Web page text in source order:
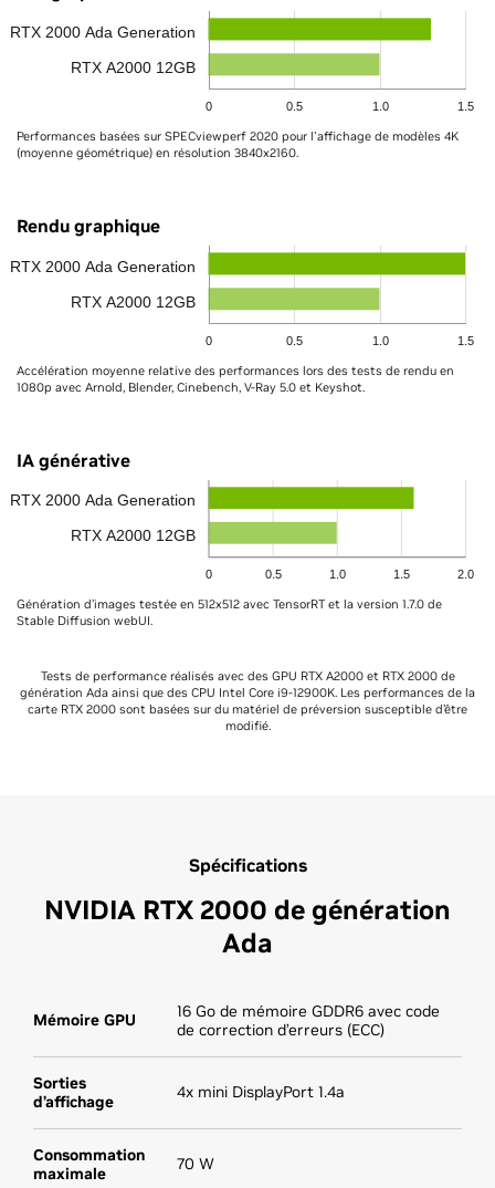
0 0.5 1.0 1.5
RTX 2000 Ada Generation
RTX A2000 12GB
Performances basées sur SPECviewperf 2020 pour l'affichage de modèles 4K
(moyenne géométrique) en résolution 3840x2160.
Rendu graphique
0 0.5 1.0 1.5
RTX 2000 Ada Generation
RTX A2000 12GB
Accélération moyenne relative des performances lors des tests de rendu en
1080p avec Arnold, Blender, Cinebench, V-Ray 5.0 et Keyshot.
IA générative
0 0.5 1.0 1.5 2.0
RTX 2000 Ada Generation
RTX A2000 12GB
Génération d’images testée en 512x512 avec TensorRT et la version 1.7.0 de
Stable Diffusion webUI.
Tests de performance réalisés avec des GPU RTX A2000 et RTX 2000 de
génération Ada ainsi que des CPU Intel Core i9-12900K. Les performances de la
carte RTX 2000 sont basées sur du matériel de préversion susceptible d’être
modifié.
Spécifications
NVIDIA RTX 2000 de génération
Ada
Mémoire GPU
16 Go de mémoire GDDR6 avec code
de correction d’erreurs (ECC)
Sorties
d’affichage
4x mini DisplayPort 1.4a
Consommation
maximale
70 W